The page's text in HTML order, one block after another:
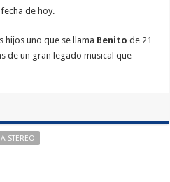
de hoy.
hijos uno que se llama Benito de 21
de un gran legado musical que
STEREO